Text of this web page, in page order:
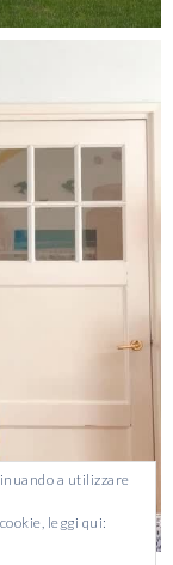
a utilizzare
leggi qui: